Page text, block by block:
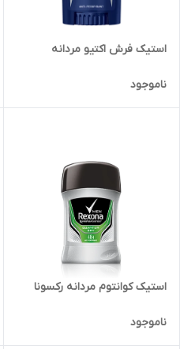
استیک فرش اکتیو مردانه
ناموجود
استیک کوانتوم مردانه رکسونا
ناموجود